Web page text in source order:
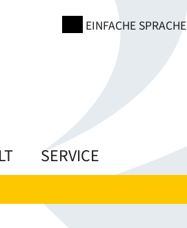
EINFACHE SPRACHE
SERVICE